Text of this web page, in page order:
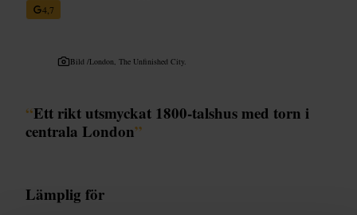
4,7
Bild /London, The Unfinished City.
“Ett rikt utsmyckat 1800-talshus med torn i
centrala London”
Lämplig för